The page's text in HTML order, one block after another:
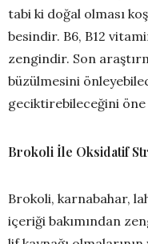
tabi ki doğal olması
besindir. B6, B12
zengindir. Son
büzülmesini
geciktirebileceğini
Brokoli İle Oksidatif
Brokoli, karnabahar,
içeriği bakımından